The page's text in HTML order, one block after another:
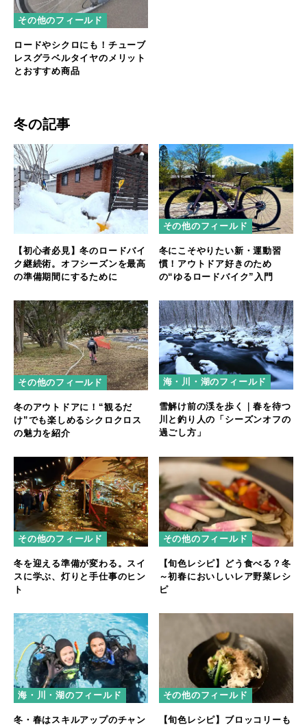
その他のフィールド
ロードやシクロにも！チューブ
レスグラベルタイヤのメリット
とおすすめ商品
冬の記事
【初心者必見】冬のロードバイ
ク継続術。オフシーズンを最高
の準備期間にするために
その他のフィールド
冬にこそやりたい新・運動習
慣！アウトドア好きのため
の“ゆるロードバイク”入門
その他のフィールド
冬のアウトドアに！“観るだ
け”でも楽しめるシクロクロス
の魅力を紹介
海・川・湖のフィールド
雪解け前の渓を歩く｜春を待つ
川と釣り人の「シーズンオフの
過ごし方」
その他のフィールド
冬を迎える準備が変わる。スイ
スに学ぶ、灯りと手仕事のヒン
ト
その他のフィールド
【旬色レシピ】どう食べる？冬
～初春においしいレア野菜レシ
ピ
海・川・湖のフィールド
冬・春はスキルアップのチャン
その他のフィールド
【旬色レシピ】ブロッコリーも